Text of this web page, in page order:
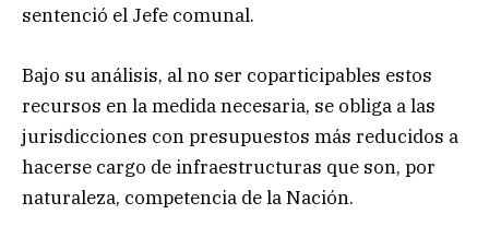
sentenció el Jefe comunal.
Bajo su análisis, al no ser coparticipables estos
recursos en la medida necesaria, se obliga a las
jurisdicciones con presupuestos más reducidos a
hacerse cargo de infraestructuras que son, por
naturaleza, competencia de la Nación.